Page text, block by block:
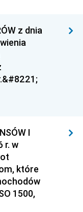
z dnia
I
r. w
które
1500,